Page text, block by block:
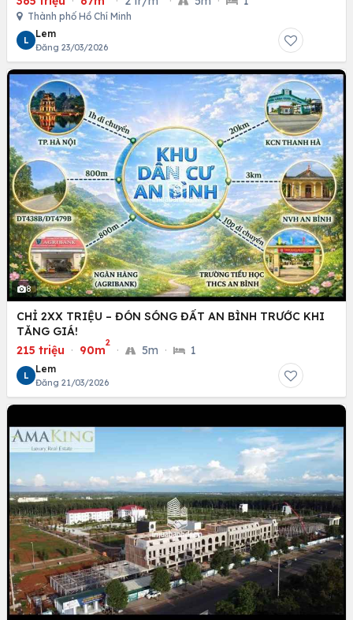
Thành phố Hồ Chí Minh
L
Lem
Đăng 23/03/2026
8
CHỈ 2XX TRIỆU – ĐÓN SÓNG ĐẤT AN BÌNH TRƯỚC KHI
TĂNG GIÁ!
215 triệu · 90m
2
· 5m · 1
L
Lem
Đăng 21/03/2026